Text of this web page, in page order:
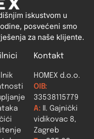
iskustvom u
posvećeni smo
za naše klijente.
Kontakt
HOMEX d.o.o.
OIB:
33538115779
A: II. Gajnički
vidikovac 8,
Zagreb